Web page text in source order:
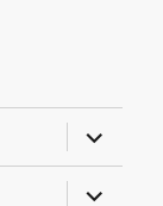
almenü
almenü